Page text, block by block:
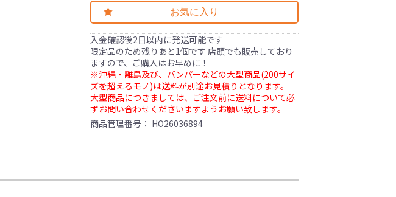
お気に入り
入金確認後2日以内に発送可能です
限定品のため残りあと1個です 店頭でも販売しており
ますので、ご購入はお早めに！
※沖縄・離島及び、バンパーなどの大型商品(200サイ
ズを超えるモノ)は送料が別途お見積りとなります。
大型商品につきましては、ご注文前に送料について必
ずお問い合わせくださいますようお願い致します。
商品管理番号： HO26036894